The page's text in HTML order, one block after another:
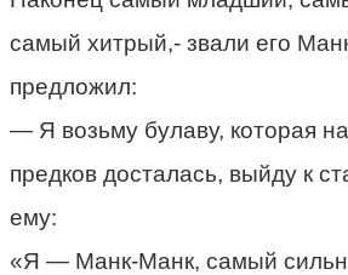
самый хитрый,- звали его
предложил:
— Я возьму булаву, которая
предков досталась, выйду к
ему:
«Я — Манк-Манк, самый